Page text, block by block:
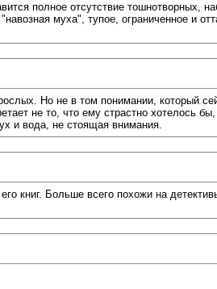
полное отсутствие тошнотворных,
муха", тупое, ограниченное и
Но не в том понимании, который
не то, что ему страстно хотелось
и вода, не стоящая внимания.
книг. Больше всего похожи на